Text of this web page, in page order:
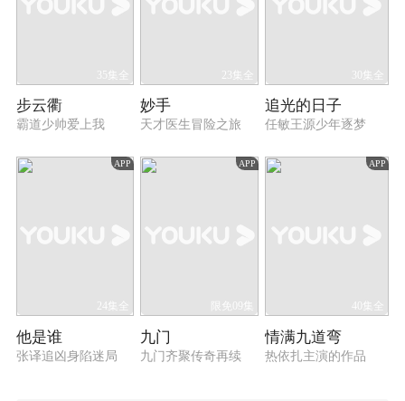
35集全
步云衢
霸道少帅爱上我
23集全
妙手
天才医生冒险之旅
30集全
追光的日子
任敏王源少年逐梦
APP
24集全
他是谁
张译追凶身陷迷局
APP
限免09集
九门
九门齐聚传奇再续
APP
40集全
情满九道弯
热依扎主演的作品